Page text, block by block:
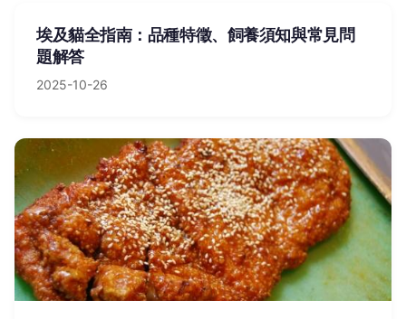
埃及貓全指南：品種特徵、飼養須知與常見問
題解答
2025-10-26